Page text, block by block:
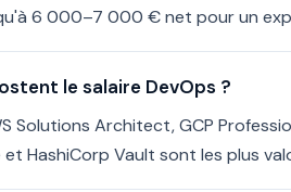
6 000–7 000 € net pour un
le salaire DevOps ?
Solutions Architect, GCP
HashiCorp Vault sont les plus